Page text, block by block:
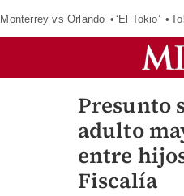
Monterrey vs Orlando ‘El Tokio’
Presunto
adulto
entre
Fiscalía